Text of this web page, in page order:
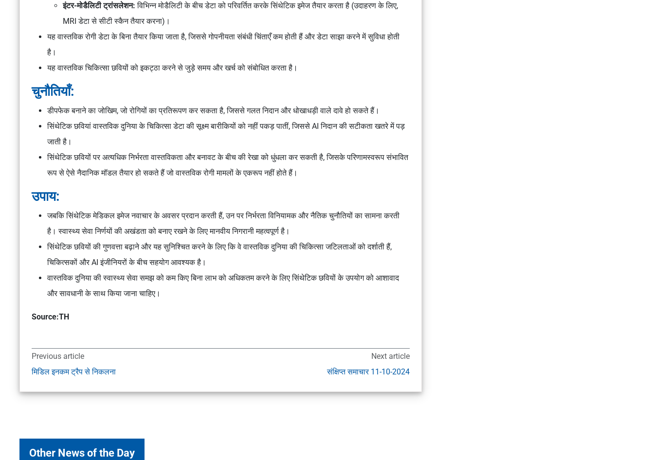
इंटर-मोडैलिटी ट्रांसलेशन:विभिन्न मोडैलिटी के बीच डेटा को परिवर्तित करके सिंथेटिक इमेज तैयार करता है (उदाहरण के लिए,
MRI डेटा से सीटी स्कैन तैयार करना)।
यह वास्तविक रोगी डेटा के बिना तैयार किया जाता है, जिससे गोपनीयता संबंधी चिंताएँ कम होती हैं और डेटा साझा करने में सुविधा होती
है।
यह वास्तविक चिकित्सा छवियों को इकट्ठा करने से जुड़े समय और खर्च को संबोधित करता है।
चुनौतियाँ:
डीपफेक बनाने का जोखिम, जो रोगियों का प्रतिरूपण कर सकता है, जिससे गलत निदान और धोखाधड़ी वाले दावे हो सकते हैं।
सिंथेटिक छवियां वास्तविक दुनिया के चिकित्सा डेटा की सूक्ष्म बारीकियों को नहीं पकड़ पातीं, जिससे AI निदान की सटीकता खतरे में पड़
जाती है।
सिंथेटिक छवियों पर अत्यधिक निर्भरता वास्तविकता और बनावट के बीच की रेखा को धुंधला कर सकती है, जिसके परिणामस्वरूप संभावित
रूप से ऐसे नैदानिक ​​मॉडल तैयार हो सकते हैं जो वास्तविक रोगी मामलों के एकरूप नहीं होते हैं।
उपाय:
जबकि सिंथेटिक मेडिकल इमेज नवाचार के अवसर प्रदान करती हैं, उन पर निर्भरता विनियामक और नैतिक चुनौतियों का सामना करती
है। स्वास्थ्य सेवा निर्णयों की अखंडता को बनाए रखने के लिए मानवीय निगरानी महत्वपूर्ण है।
सिंथेटिक छवियों की गुणवत्ता बढ़ाने और यह सुनिश्चित करने के लिए कि वे वास्तविक दुनिया की चिकित्सा जटिलताओं को दर्शाती हैं,
चिकित्सकों और AI इंजीनियरों के बीच सहयोग आवश्यक है।
वास्तविक दुनिया की स्वास्थ्य सेवा समझ को कम किए बिना लाभ को अधिकतम करने के लिए सिंथेटिक छवियों के उपयोग को आशावाद
और सावधानी के साथ किया जाना चाहिए।
Source:TH
Previous article
मिडिल इनकम ट्रैप से निकलना
Next article
संक्षिप्त समाचार 11-10-2024
Other News of the Day